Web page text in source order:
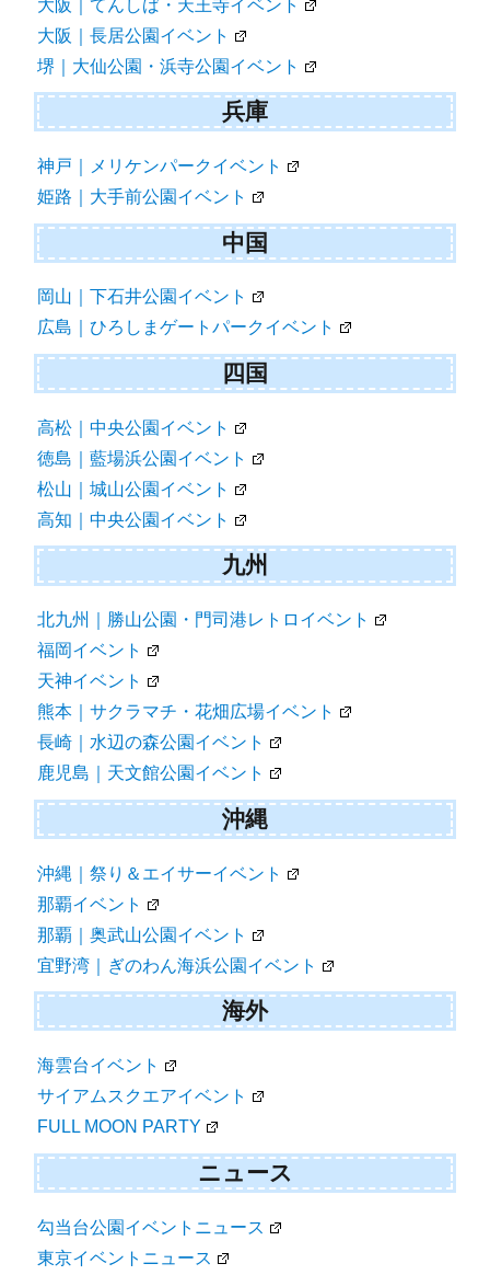
大阪｜てんしば・天王寺イベント
大阪｜長居公園イベント
堺｜大仙公園・浜寺公園イベント
兵庫
神戸｜メリケンパークイベント
姫路｜大手前公園イベント
中国
岡山｜下石井公園イベント
広島｜ひろしまゲートパークイベント
四国
高松｜中央公園イベント
徳島｜藍場浜公園イベント
松山｜城山公園イベント
高知｜中央公園イベント
九州
北九州｜勝山公園・門司港レトロイベント
福岡イベント
天神イベント
熊本｜サクラマチ・花畑広場イベント
長崎｜水辺の森公園イベント
鹿児島｜天文館公園イベント
沖縄
沖縄｜祭り＆エイサーイベント
那覇イベント
那覇｜奥武山公園イベント
宜野湾｜ぎのわん海浜公園イベント
海外
海雲台イベント
サイアムスクエアイベント
FULL MOON PARTY
ニュース
勾当台公園イベントニュース
東京イベントニュース